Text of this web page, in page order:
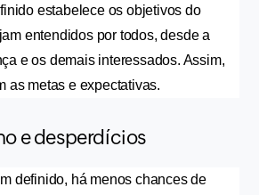
estabelece os objetivos do
entendidos por todos, desde a
e os demais interessados. Assim,
as metas e expectativas.
e desperdícios
definido, há menos chances de